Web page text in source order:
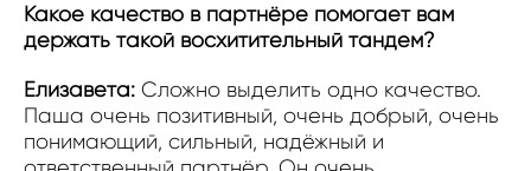
Какое качество в партнёре помогает вам
держать такой восхитительный тандем?
Елизавета: Сложно выделить одно качество.
Паша очень позитивный, очень добрый, очень
понимающий, сильный, надёжный и